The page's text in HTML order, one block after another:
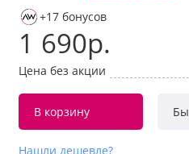
+17 бонусов
1 690р.
Цена без акции
В корзину
Нашли дешевле?